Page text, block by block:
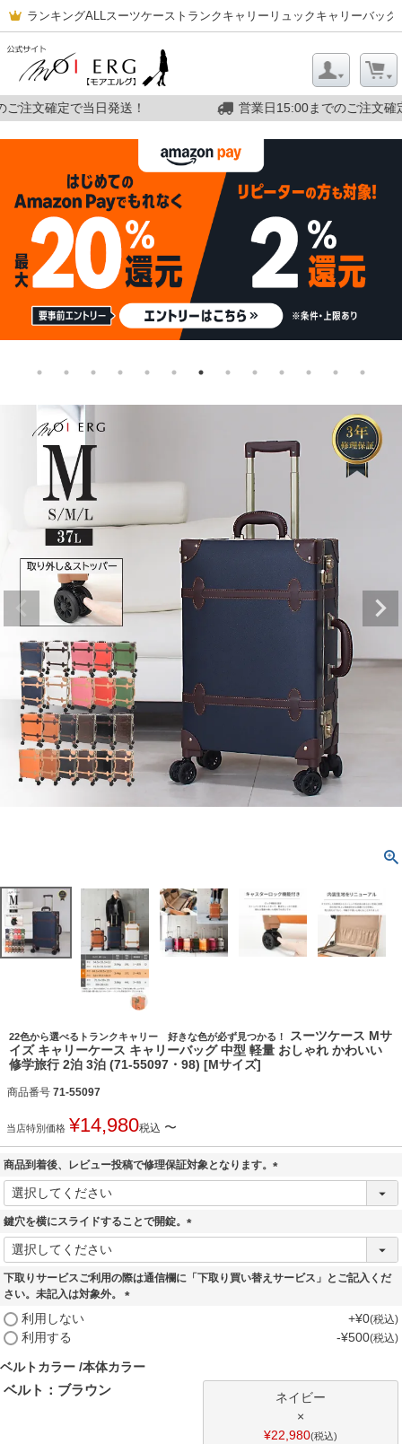
ランキングALLスーツケース トランクキャリー リュックキャリーバッグ
営業日15:00までのご注文確定で当日発送！ 営業日
22色から選べるトランクキャリー 好きな色が必ず見つかる！
スーツケース Mサ
イズ キャリーケース キャリーバッグ 中型 軽量 おしゃれ かわいい
修学旅行 2泊 3泊 (71-55097・98) [Mサイズ]
商品番号 71-55097
当店特別価格 ¥14,980税込 〜
商品到着後、レビュー投稿で修理保証対象となります。
(
鍵穴を横にスライドすることで開錠。
(
須
下取りサービスご利用の際は通信欄に「下取り買い替えサービス」とご記入くだ
さい。未記入は対象外。
)
利用しない +¥0 税込
利用する -¥500 税込
ベルトカラー 本体カラー
ベルト：ブラウン
ネイビー
×
¥22,980 税込